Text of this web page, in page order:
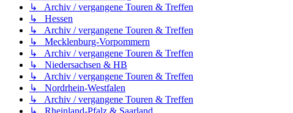
↳ Archiv / vergangene Touren & Treffen
↳ Hessen
↳ Archiv / vergangene Touren & Treffen
↳ Mecklenburg-Vorpommern
↳ Archiv / vergangene Touren & Treffen
↳ Niedersachsen & HB
↳ Archiv / vergangene Touren & Treffen
↳ Nordrhein-Westfalen
↳ Archiv / vergangene Touren & Treffen
↳ Rheinland-Pfalz & Saarland